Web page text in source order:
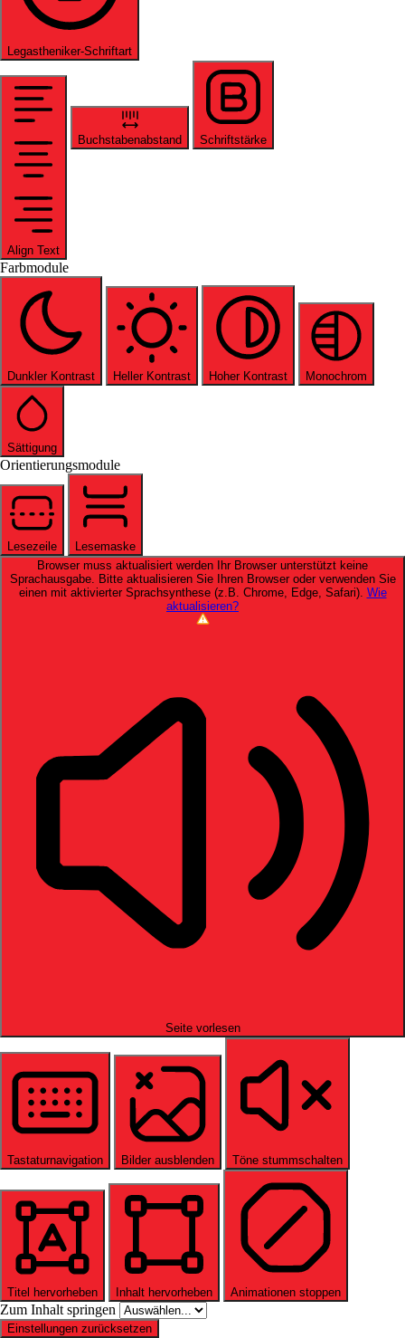
Legastheniker-Schriftart
Align Text
Buchstabenabstand Schriftstärke
Farbmodule
Dunkler Kontrast Heller Kontrast Hoher Kontrast Monochrom
Sättigung
Orientierungsmodule
Lesezeile
Lesemaske
Browser muss aktualisiert werden Ihr Browser unterstützt keine
Sprachausgabe. Bitte aktualisieren Sie Ihren Browser oder verwenden Sie
einen mit aktivierter Sprachsynthese (z.B. Chrome, Edge, Safari). Wie
aktualisieren?
Seite vorlesen
Tastaturnavigation Bilder ausblenden Töne stummschalten
Titel hervorheben Inhalt hervorheben Animationen stoppen
Zum Inhalt springen
Einstellungen zurücksetzen